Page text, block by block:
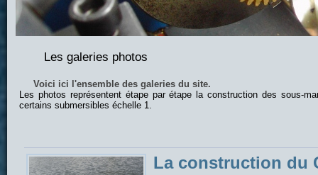
Les galeries photos
Voici ici l'ensemble des galeries du site.
Les photos représentent étape par étape la construction des sous-
certains submersibles échelle 1.
La construction du